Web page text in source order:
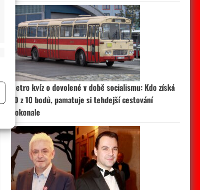
Retro kvíz o dovolené v době socialismu: Kdo získá
10 z 10 bodů, pamatuje si tehdejší cestování
dokonale